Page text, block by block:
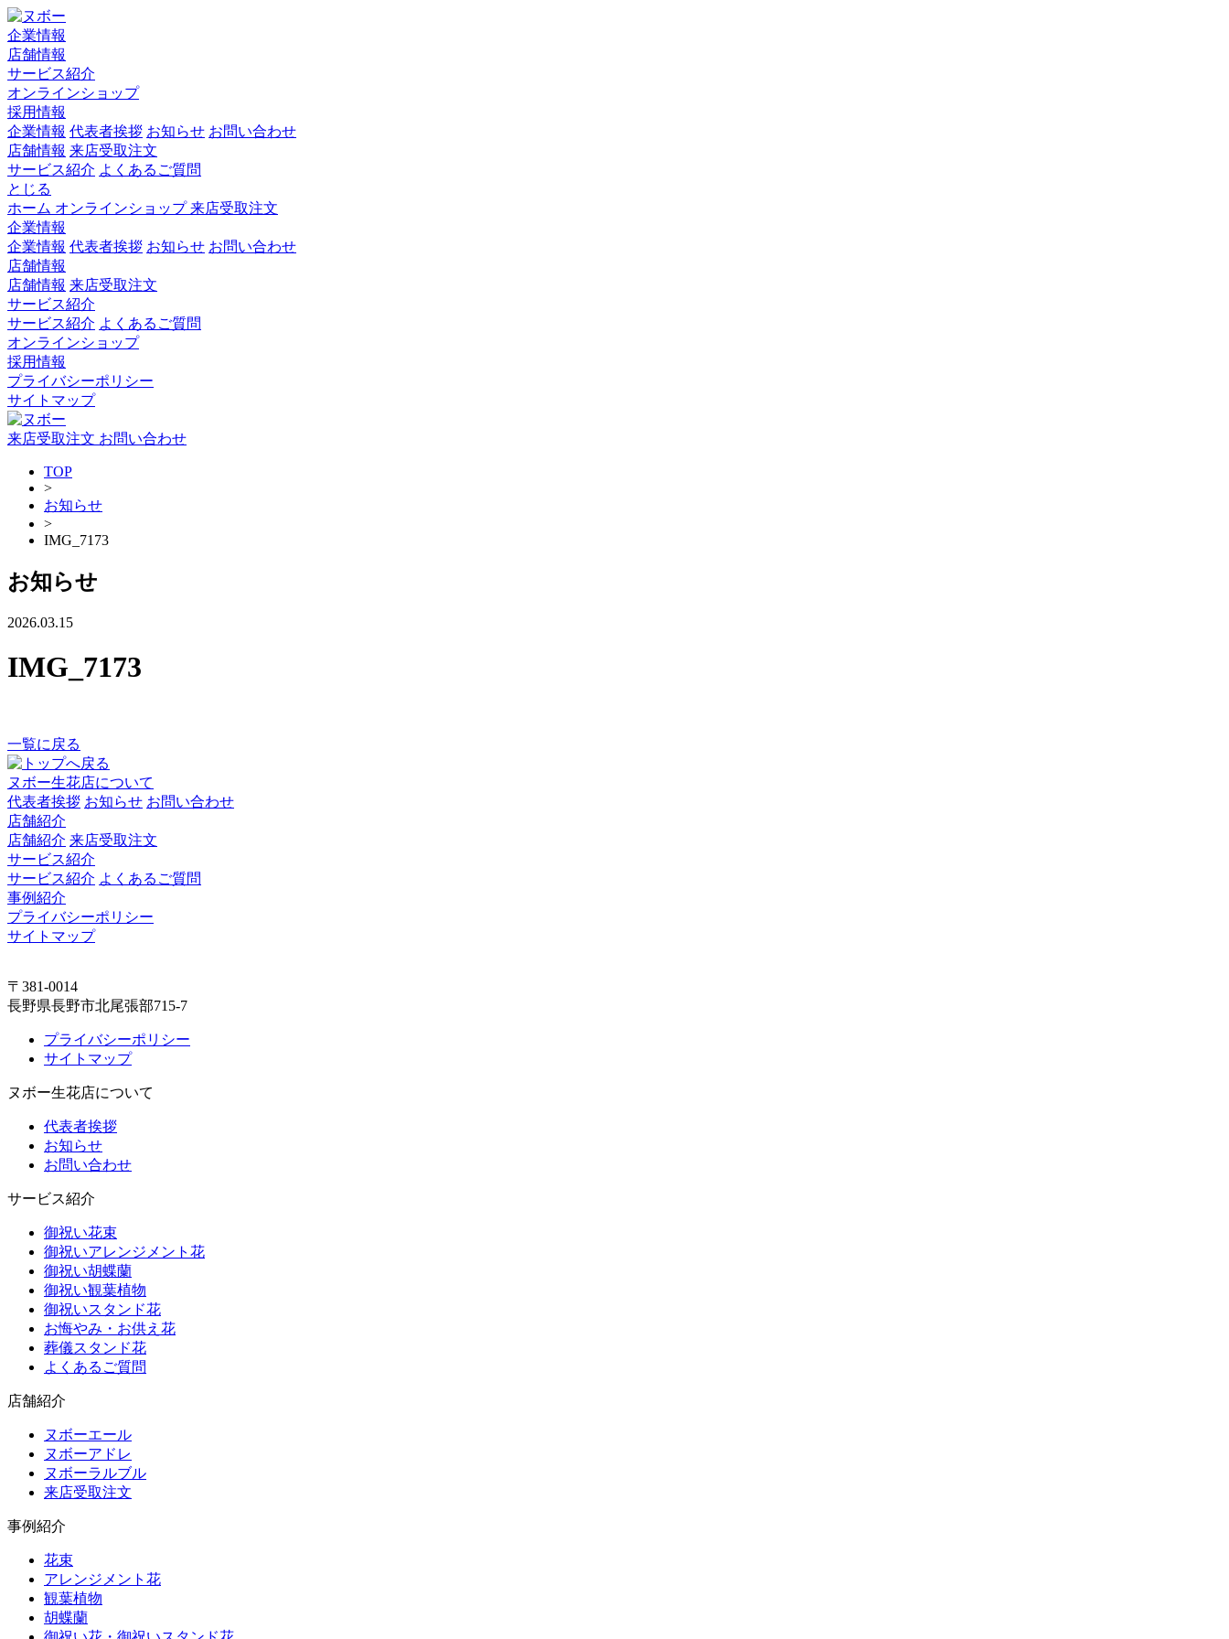
企業情報
店舗情報
サービス紹介
オンラインショップ
採用情報
企業情報 代表者挨拶 お知らせ お問い合わせ
店舗情報 来店受取注文
サービス紹介 よくあるご質問
とじる
ホーム オンラインショップ来店受取注文
企業情報
企業情報 代表者挨拶 お知らせ お問い合わせ
店舗情報
店舗情報 来店受取注文
サービス紹介
サービス紹介 よくあるご質問
オンラインショップ
採用情報
プライバシーポリシー
サイトマップ
来店受取注文 お問い合わせ
TOP
>
お知らせ
>
IMG_7173
お知らせ
2026.03.15
IMG_7173
一覧に戻る
ヌボー生花店について
代表者挨拶 お知らせ お問い合わせ
店舗紹介
店舗紹介 来店受取注文
サービス紹介
サービス紹介 よくあるご質問
事例紹介
プライバシーポリシー
サイトマップ
〒381-0014
長野県長野市北尾張部715-7
プライバシーポリシー
サイトマップ
ヌボー生花店について
代表者挨拶
お知らせ
お問い合わせ
サービス紹介
御祝い花束
御祝いアレンジメント花
御祝い胡蝶蘭
御祝い観葉植物
御祝いスタンド花
お悔やみ・お供え花
葬儀スタンド花
よくあるご質問
店舗紹介
ヌボーエール
ヌボーアドレ
ヌボーラルブル
来店受取注文
事例紹介
花束
アレンジメント花
観葉植物
胡蝶蘭